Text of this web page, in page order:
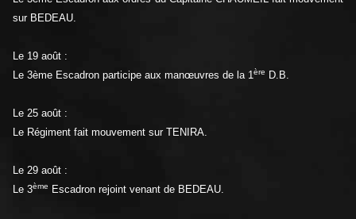
sur BEDEAU.
Le 19 août :
Le 3ème Escadron participe aux manœuvres de la 1ère D.B.
Le 25 août :
Le Régiment fait mouvement sur TENIRA.
Le 29 août :
Le 3ème Escadron rejoint venant de BEDEAU.